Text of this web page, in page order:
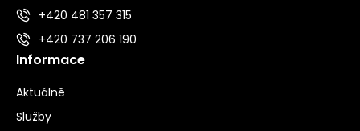
+420 481 357 315
+420 737 206 190
Informace
Aktuálně
Služby